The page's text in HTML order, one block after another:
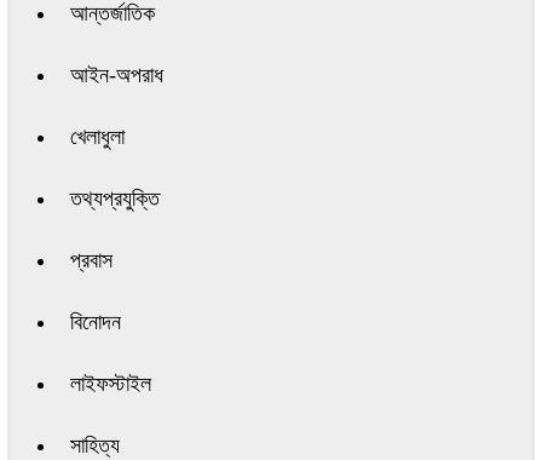
আন্তর্জাতিক
আইন-অপরাধ
খেলাধুলা
তথ্যপ্রযুক্তি
প্রবাস
বিনোদন
লাইফস্টাইল
সাহিত্য